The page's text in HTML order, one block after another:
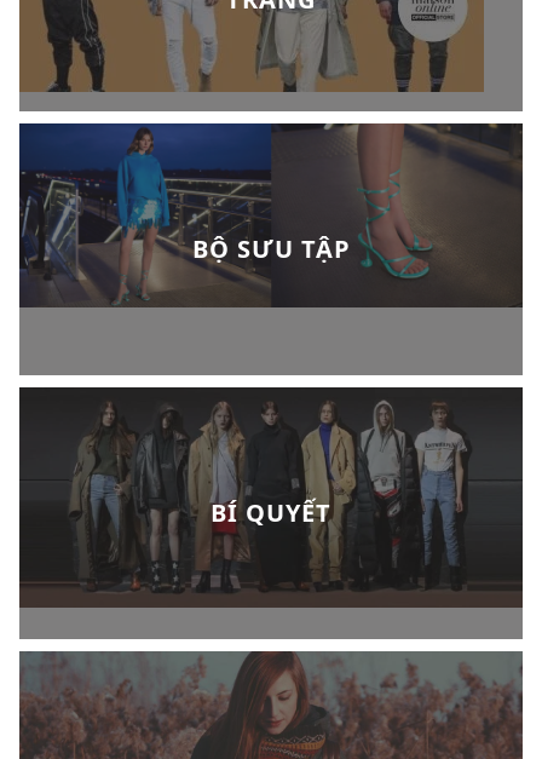
BỘ SƯU TẬP
BÍ QUYẾT